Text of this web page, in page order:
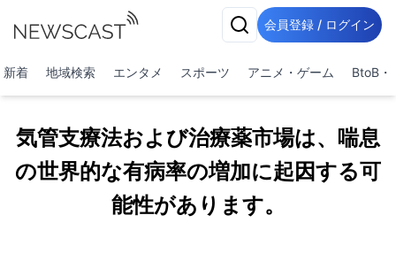
会員登録 / ログイン
新着 地域検索 エンタメ スポーツ アニメ・ゲーム BtoB・
気管支療法および治療薬市場は、喘息
の世界的な有病率の増加に起因する可
能性があります。